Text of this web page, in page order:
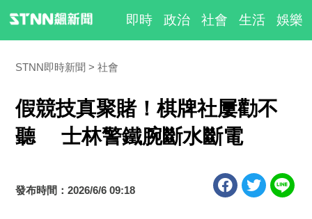
即時 政治 社會 生活 娛樂
STNN即時新聞 社會
假競技真聚賭！棋牌社屢勸不
聽 士林警鐵腕斷水斷電
發布時間：2026/6/6 09:18